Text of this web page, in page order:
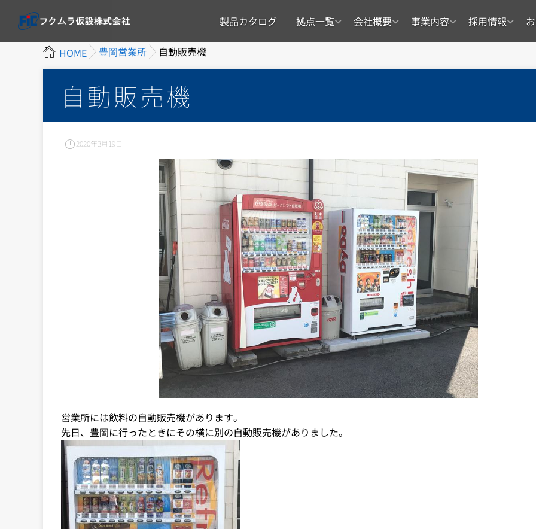
製品カタログ 拠点一覧 会社概要 事業内容 採用情報
HOME 豊岡営業所 自動販売機
自動販売機
2020年3月19日
営業所には飲料の自動販売機があります。
先日、豊岡に行ったときにその横に別の自動販売機がありました。